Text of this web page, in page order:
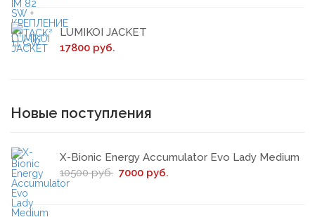
LUMIKOI JACKET
17800 руб.
Новые поступления
X-Bionic Energy Accumulator Evo Lady Medium
10500 руб. 7000 руб.